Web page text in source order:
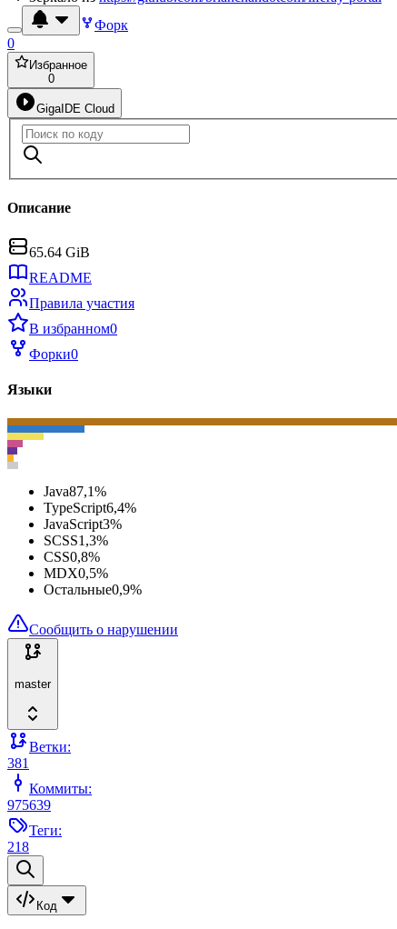
Форк
0
Избранное
0
GigaIDE Cloud
Описание
65.64 GiB
README
Правила участия
В избранном0
Форки0
Языки
Java87,1%
TypeScript6,4%
JavaScript3%
SCSS1,3%
CSS0,8%
MDX0,5%
Остальные0,9%
Сообщить о нарушении
master
Ветки:
381
Коммиты:
975639
Теги:
218
Код